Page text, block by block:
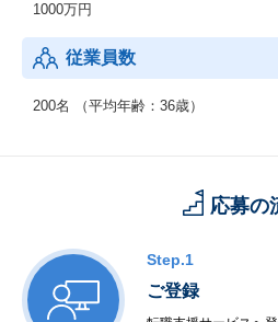
1000万円
従業員数
200名 （平均年齢：36歳）
応募の
Step.1
ご登録